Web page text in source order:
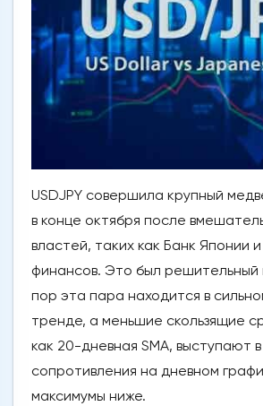
USDJPY совершила крупный
в конце октября после
властей, таких как Банк Японии
финансов. Это был решительный
пор эта пара находится в
тренде, а меньшие скользящие
как 20-дневная SMA, выступают
сопротивления на дневном
максимумы ниже.